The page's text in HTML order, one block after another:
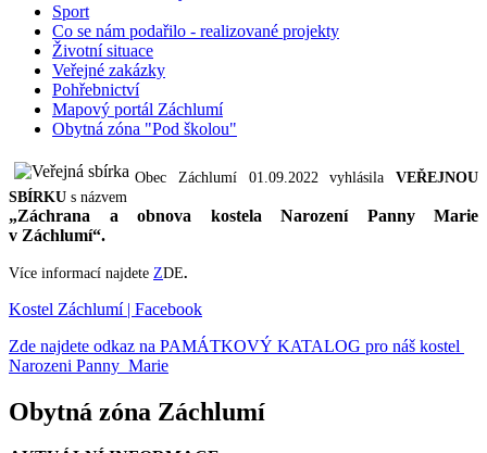
Sport
Co se nám podařilo - realizované projekty
Životní situace
Veřejné zakázky
Pohřebnictví
Mapový portál Záchlumí
Obytná zóna "Pod školou"
Obec Záchlumí 01.09.2022 vyhlásila VEŘEJNOU
SBÍRKU s názvem
„Záchrana a obnova kostela Narození Panny Marie
v Záchlumí“.
Více informací najdete ZDE.
Kostel Záchlumí | Facebook
Zde najdete odkaz na PAMÁTKOVÝ KATALOG pro náš kostel
Narozeni Panny Marie
Obytná zóna Záchlumí